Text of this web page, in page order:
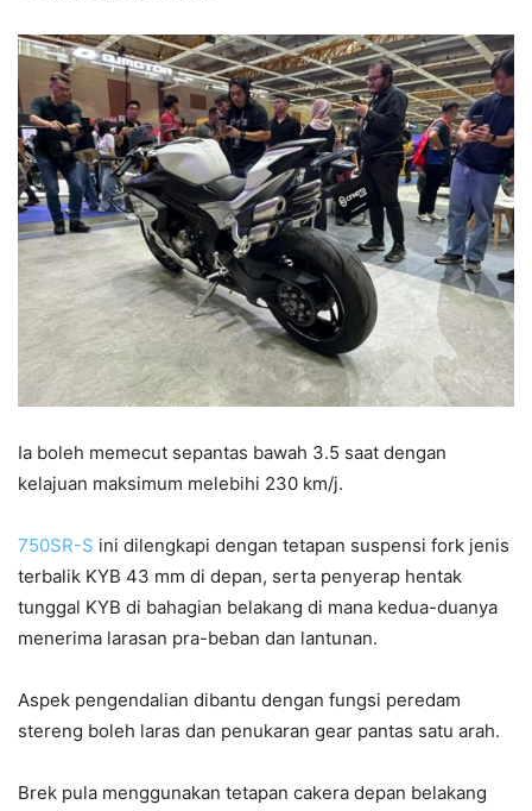
Ia boleh memecut sepantas bawah 3.5 saat dengan
kelajuan maksimum melebihi 230 km/j.
750SR-S ini dilengkapi dengan tetapan suspensi fork jenis
terbalik KYB 43 mm di depan, serta penyerap hentak
tunggal KYB di bahagian belakang di mana kedua-duanya
menerima larasan pra-beban dan lantunan.
Aspek pengendalian dibantu dengan fungsi peredam
stereng boleh laras dan penukaran gear pantas satu arah.
Brek pula menggunakan tetapan cakera depan belakang